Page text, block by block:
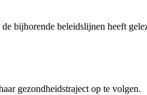
bijhorende beleidslijnen heeft
gezondheidstraject op te volgen.